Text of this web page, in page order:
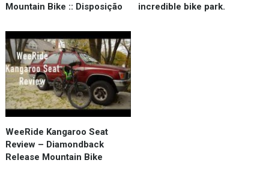
Mountain Bike :: Disposição
incredible bike park.
WeeRide Kangaroo Seat
Review – Diamondback
Release Mountain Bike